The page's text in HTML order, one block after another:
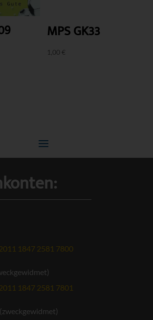
MPS GK33
1,00 €
1847 2581 7800
1847 2581 7801